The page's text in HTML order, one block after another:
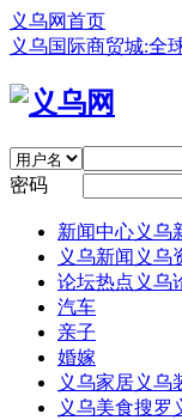
义乌网首页
义乌国际商贸城:全
密码
新闻中心义乌
义乌新闻 义乌
论坛热点 义乌
汽车
亲子
婚嫁
义乌家居义乌
义乌美食搜罗